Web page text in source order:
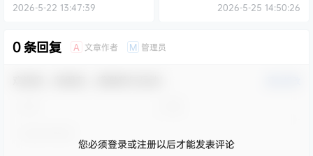
2026-5-22 13:47:39 2026-5-25 14:50:26
0 条回复 A 文章作者 M 管理员
您必须登录或注册以后才能发表评论